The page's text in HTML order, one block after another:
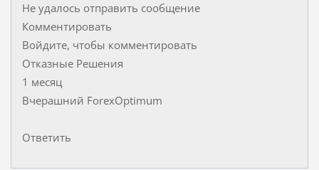
Не удалось отправить сообщение
Комментировать
Войдите, чтобы комментировать
Отказные Решения
1 месяц
Вчерашний ForexOptimum
Ответить